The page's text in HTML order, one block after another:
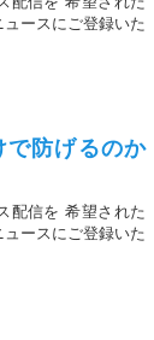
ースにご登録いた
で防げるのか
配信を 希望された
ースにご登録いた